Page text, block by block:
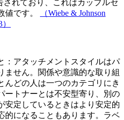
されており、これはカップルセ
です。
（Wiebe & Johnson
：アタッチメントスタイルはパ
ません。関係や意識的な取り組
んどの人は一つのカテゴリにき
ートナーとは不安型寄り、別の
安定しているときはより安定的
的になることもあります。ラベ